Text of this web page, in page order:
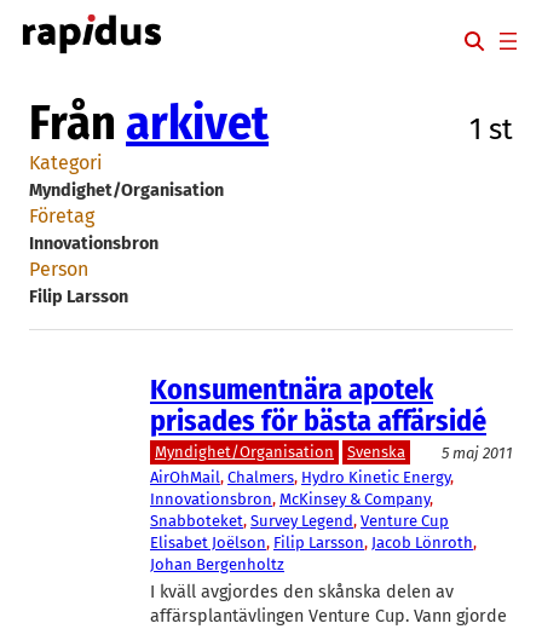
Hoppa
till
Från arkivet 1 st
Kategori
Myndighet/Organisation
Företag
Innovationsbron
Person
Filip Larsson
Konsumentnära apotek
prisades för bästa affärsidé
Myndighet/Organisation Svenska
5 maj 2011
AirOhMail, Chalmers, Hydro Kinetic Energy
Innovationsbron, McKinsey & Company
Snabboteket, Survey Legend, Venture Cup
Elisabet Joëlson, Filip Larsson, Jacob Lönroth
Johan Bergenholtz
I kväll avgjordes den skånska delen av
affärsplantävlingen Venture Cup. Vann gjorde